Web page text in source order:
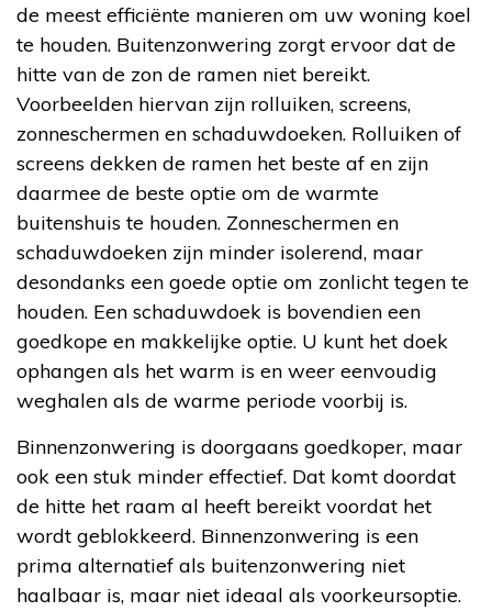
de meest efficiënte manieren om uw woning koel
te houden. Buitenzonwering zorgt ervoor dat de
hitte van de zon de ramen niet bereikt.
Voorbeelden hiervan zijn rolluiken, screens,
zonneschermen en schaduwdoeken. Rolluiken of
screens dekken de ramen het beste af en zijn
daarmee de beste optie om de warmte
buitenshuis te houden. Zonneschermen en
schaduwdoeken zijn minder isolerend, maar
desondanks een goede optie om zonlicht tegen te
houden. Een schaduwdoek is bovendien een
goedkope en makkelijke optie. U kunt het doek
ophangen als het warm is en weer eenvoudig
weghalen als de warme periode voorbij is.
Binnenzonwering is doorgaans goedkoper, maar
ook een stuk minder effectief. Dat komt doordat
de hitte het raam al heeft bereikt voordat het
wordt geblokkeerd. Binnenzonwering is een
prima alternatief als buitenzonwering niet
haalbaar is, maar niet ideaal als voorkeursoptie.